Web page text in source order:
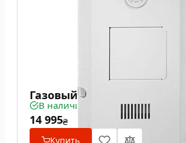
Газовый котел Гелиос
В наличии
14 995₴
Купить